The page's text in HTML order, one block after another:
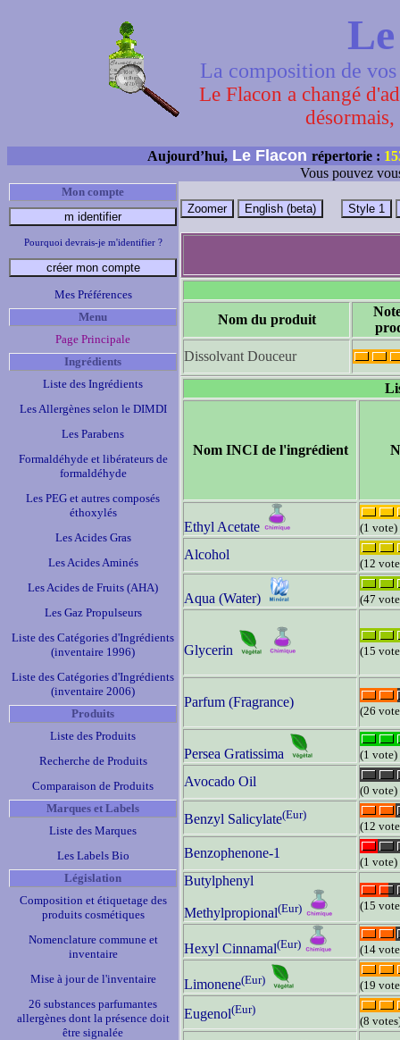
La composition de
Le Flacon a changé
Aujourd’hui, Le Flacon répertorie :
Vous pouvez
Mon compte
Pourquoi devrais-je m'identifier ?
Mes Préférences
Menu
Page Principale
Ingrédients
Liste des Ingrédients
Les Allergènes selon le DIMDI
Les Parabens
Formaldéhyde et libérateurs de
formaldéhyde
Les PEG et autres composés
éthoxylés
Les Acides Gras
Les Acides Aminés
Les Acides de Fruits (AHA)
Les Gaz Propulseurs
Liste des Catégories d'Ingrédients
(inventaire 1996)
Liste des Catégories d'Ingrédients
(inventaire 2006)
Produits
Liste des Produits
Recherche de Produits
Comparaison de Produits
Marques et Labels
Liste des Marques
Les Labels Bio
Législation
Composition et étiquetage des
produits cosmétiques
Nomenclature commune et
inventaire
Mise à jour de l'inventaire
26 substances parfumantes
allergènes dont la présence doit
être signalée
Nom du produit
Dissolvant Douceur
Nom INCI de l'ingrédient
Ethyl Acetate (1 vote)
Alcohol
(12
Aqua (Water) (47
Glycerin (15
Parfum (Fragrance)
(26
Persea Gratissima (1 vote)
Avocado Oil
(0 vote)
Benzyl Salicylate(Eur)
(12
Benzophenone-1
(1 vote)
Butylphenyl
Methylpropional(Eur) (15
Hexyl Cinnamal(Eur) (14
Limonene(Eur) (19
Eugenol(Eur)
(8